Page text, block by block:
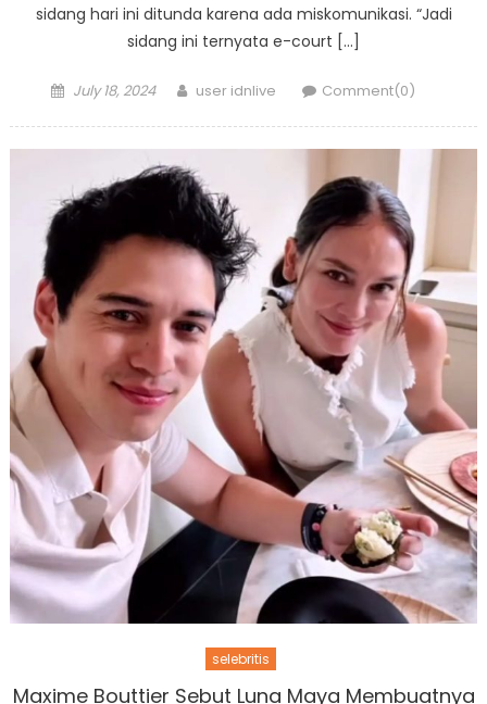
sidang hari ini ditunda karena ada miskomunikasi. “Jadi
sidang ini ternyata e-court […]
Posted
July 18, 2024 Author
user idnlive Comment(0)
selebritis
Maxime Bouttier Sebut Luna Maya Membuatnya